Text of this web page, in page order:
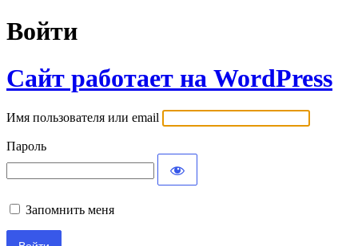
Войти
Сайт работает на WordPress
Имя пользователя или email
Пароль
Запомнить меня